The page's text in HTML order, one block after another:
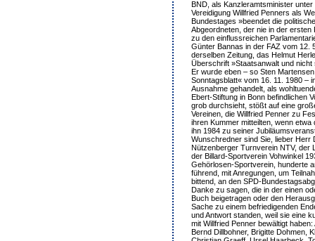
BND, als Kanzleramtsminister unter
Vereidigung Willfried Penners als
Bundestages »beendet die
Abgeordneten, der nie in der
zu den einflussreichen
Günter Bannas in der FAZ vom 12.
derselben Zeitung, das Helmut
Überschrift »Staatsanwalt und
Er wurde eben – so Sten
Sonntagsblatt« vom 16. 11. 1980 –
Ausnahme gehandelt, als
Ebert-Stiftung in Bonn befindlichen
grob durchsieht, stößt auf eine
Vereinen, die Willfried Penner zu
ihren Kummer mitteilten, wenn
ihn 1984 zu seiner
Wunschredner sind Sie, lieber Herr
Nützenberger Turnverein NTV, der
der Billard-Sportverein Vohwinkel
Gehörlosen-Sportverein, hunderte
führend, mit Anregungen, um
bittend, an den SPD-
Danke zu sagen, die in der einen
Buch beigetragen oder den
Sache zu einem befriedigenden
und Antwort standen, weil sie eine
mit Willfried Penner bewältigt
Bernd Dillbohner, Brigitte Dohmen,